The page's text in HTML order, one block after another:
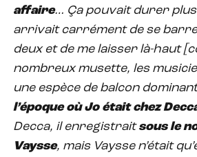
affaire… Ça pouvait durer
arrivait carrément de se
deux et de me laisser là-haut
nombreux musette, les
une espèce de balcon
l’époque où Jo était chez
Decca, il enregistraitsous le
Vaysse, mais Vaysse n’était